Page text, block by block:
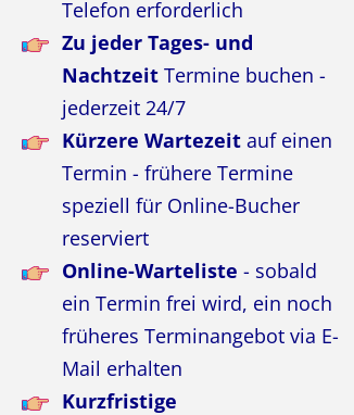
Telefon erforderlich
Zu jeder Tages- und
NachtzeitTermine buchen -
jederzeit 24/7
Kürzere Wartezeitauf einen
Termin - frühere Termine
speziell für Online-Bucher
reserviert
Online-Warteliste - sobald
ein Termin frei wird, ein noch
früheres Terminangebot via E-
Mail erhalten
Kurzfristige